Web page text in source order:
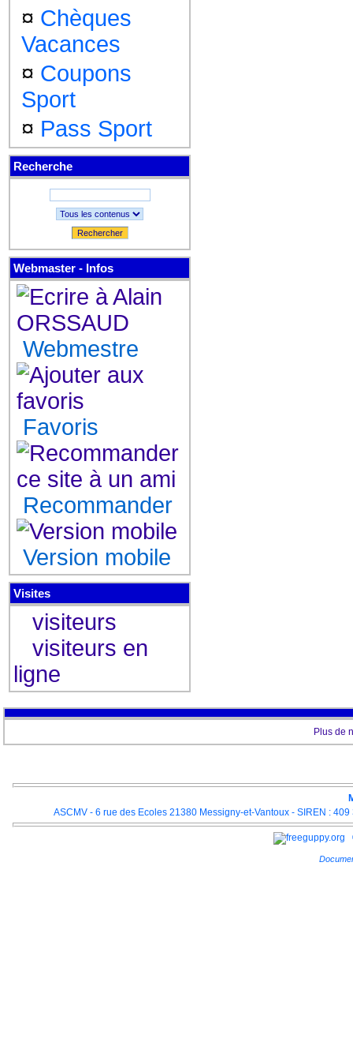
¤ Chèques
Vacances
¤ Coupons
Sport
¤ Pass Sport
Recherche
Rechercher
Webmaster - Infos
Webmestre
Favoris
Recommander
Version mobile
Visites
visiteurs
visiteurs en
ligne
Plus de
ASCMV - 6 rue des Ecoles 21380 Messigny-et-Vantoux - SIREN :